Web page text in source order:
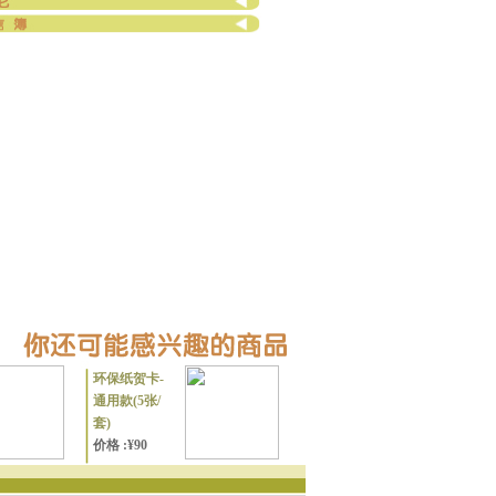
环保纸贺卡-
通用款(5张/
套)
价格 :¥90